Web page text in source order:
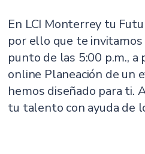
En LCI Monterrey tu
por ello que te
punto de las 5:00 p.m.,
online Planeación de un
hemos diseñado para ti.
tu talento con ayuda de